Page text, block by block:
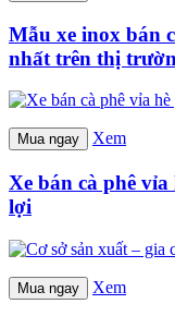
Mẫu xe inox bán
nhất trên thị
Mua ngay Xem
Xe bán cà phê
lợi
Mua ngay Xem